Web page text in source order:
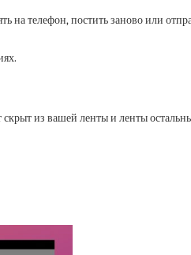
на телефон, постить заново или
из вашей ленты и ленты